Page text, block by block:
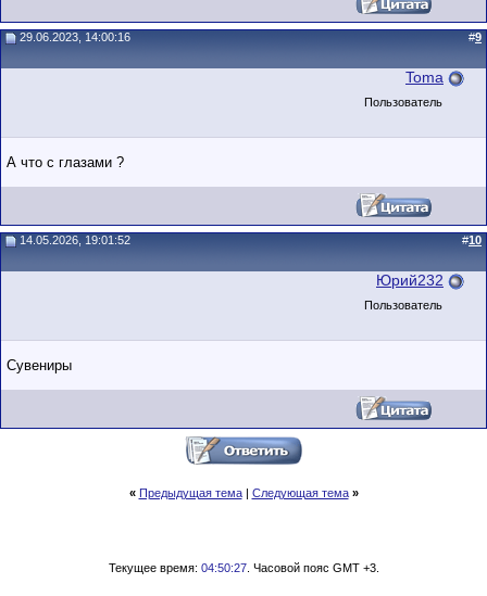
29.06.2023, 14:00:16 #9
Toma
Пользователь
А что с глазами ?
14.05.2026, 19:01:52 #10
Юрий232
Пользователь
Сувениры
« Предыдущая тема| Следующая тема »
Текущее время: 04:50:27. Часовой пояс GMT +3.